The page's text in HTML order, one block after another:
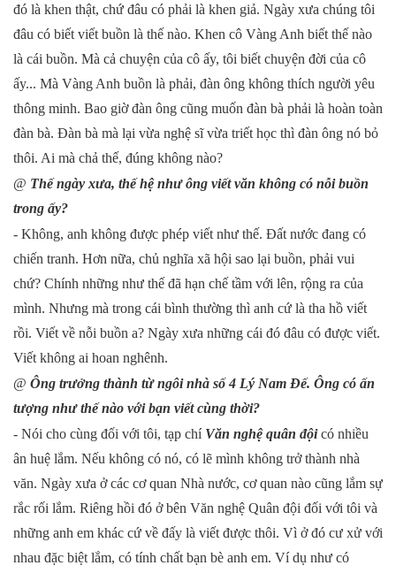
đó là khen thật, chứ đâu có phải là khen giả. Ngày xưa chúng tôi
đâu có biết viết buồn là thế nào. Khen cô Vàng Anh biết thế nào
là cái buồn. Mà cả chuyện của cô ấy, tôi biết chuyện đời của cô
ấy... Mà Vàng Anh buồn là phải, đàn ông không thích người yêu
thông minh. Bao giờ đàn ông cũng muốn đàn bà phải là hoàn toàn
đàn bà. Đàn bà mà lại vừa nghệ sĩ vừa triết học thì đàn ông nó bỏ
thôi. Ai mà chả thế, đúng không nào?
@ Thế ngày xưa, thế hệ như ông viết văn không có nỗi buồn
trong ấy?
- Không, anh không được phép viết như thế. Đất nước đang có
chiến tranh. Hơn nữa, chủ nghĩa xã hội sao lại buồn, phải vui
chứ? Chính những như thế đã hạn chế tầm với lên, rộng ra của
mình. Nhưng mà trong cái bình thường thì anh cứ là tha hồ viết
rồi. Viết về nỗi buồn a? Ngày xưa những cái đó đâu có được viết.
Viết không ai hoan nghênh.
@ Ông trưởng thành từ ngôi nhà số 4 Lý Nam Đế. Ông có ấn
tượng như thế nào với bạn viết cùng thời?
- Nói cho cùng đối với tôi, tạp chí Văn nghệ quân đội có nhiều
ân huệ lắm. Nếu không có nó, có lẽ mình không trở thành nhà
văn. Ngày xưa ở các cơ quan Nhà nước, cơ quan nào cũng lắm sự
rắc rối lắm. Riêng hồi đó ở bên Văn nghệ Quân đội đối với tôi và
những anh em khác cứ về đấy là viết được thôi. Vì ở đó cư xử với
nhau đặc biệt lắm, có tính chất bạn bè anh em. Ví dụ như có